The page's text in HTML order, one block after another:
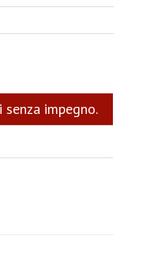
impegno.